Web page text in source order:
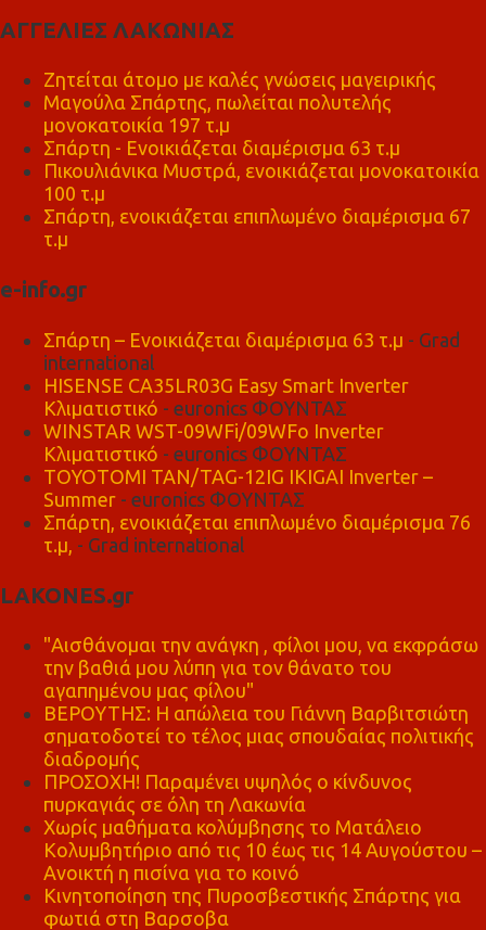
ΑΓΓΕΛΙΕΣ ΛΑΚΩΝΙΑΣ
Ζητείται άτομο με καλές γνώσεις μαγειρικής
Μαγούλα Σπάρτης, πωλείται πολυτελής
μονοκατοικία 197 τ.μ
Σπάρτη - Ενοικιάζεται διαμέρισμα 63 τ.μ
Πικουλιάνικα Μυστρά, ενοικιάζεται μονοκατοικία
100 τ.μ
Σπάρτη, ενοικιάζεται επιπλωμένο διαμέρισμα 67
τ.μ
e-info.gr
Σπάρτη – Ενοικιάζεται διαμέρισμα 63 τ.μ - Grad
international
HISENSE CA35LR03G Easy Smart Inverter
Κλιματιστικό - euronics ΦΟΥΝΤΑΣ
WINSTAR WST-09WFi/09WFo Inverter
Κλιματιστικό - euronics ΦΟΥΝΤΑΣ
TOYOTOMI TAN/TAG-12IG IKIGAI Inverter –
Summer - euronics ΦΟΥΝΤΑΣ
Σπάρτη, ενοικιάζεται επιπλωμένο διαμέρισμα 76
τ.μ, - Grad international
LAKONES.gr
"Αισθάνομαι την ανάγκη , φίλοι μου, να εκφράσω
την βαθιά μου λύπη για τον θάνατο του
αγαπημένου μας φίλου"
ΒΕΡΟΥΤΗΣ: Η απώλεια του Γιάννη Βαρβιτσιώτη
σηματοδοτεί το τέλος μιας σπουδαίας πολιτικής
διαδρομής
ΠΡΟΣΟΧΗ! Παραμένει υψηλός ο κίνδυνος
πυρκαγιάς σε όλη τη Λακωνία
Χωρίς μαθήματα κολύμβησης το Ματάλειο
Κολυμβητήριο από τις 10 έως τις 14 Αυγούστου –
Ανοικτή η πισίνα για το κοινό
Κινητοποίηση της Πυροσβεστικής Σπάρτης για
φωτιά στη Βαρσοβα